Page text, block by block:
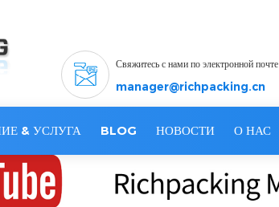
Свяжитесь с нами по электронной почте
manager@richpacking.cn
& УСЛУГА BLOG НОВОСТИ О НАС